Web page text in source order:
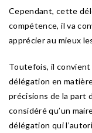
Cependant, cette
compétence, il va
apprécier au mieux
Toutefois, il convient
délégation en
précisions de la part
considéré qu’un
délégation qui